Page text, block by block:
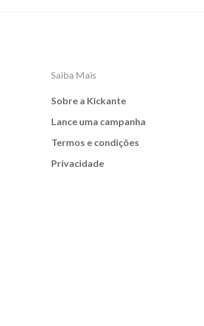
Saiba Mais
Sobre a Kickante
Lance uma campanha
Termos e condições
Privacidade